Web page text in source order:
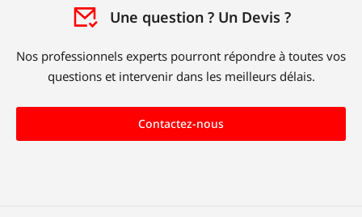
Une question ? Un Devis ?
Nos professionnels experts pourront répondre à toutes vos
questions et intervenir dans les meilleurs délais.
Contactez-nous